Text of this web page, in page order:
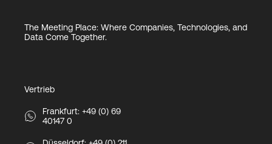
The Meeting Place: Where Companies, Technologies, and
Data Come Together.
Vertrieb
Frankfurt: +49 (0) 69
40147 0